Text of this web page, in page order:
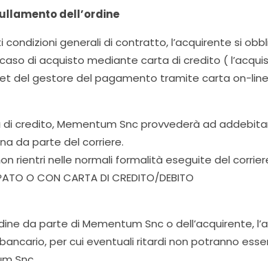
dell’ordine
condizioni generali di contratto, l’acquirente si
di acquisto mediante carta di credito (
del gestore del pagamento tramite carta on-
credito, Mementum Snc provvederà ad
da parte del corriere.
rientri nelle normali formalità eseguite del
O CON CARTA DI CREDITO/DEBITO
da parte di Mementum Snc o
per cui eventuali ritardi non potranno